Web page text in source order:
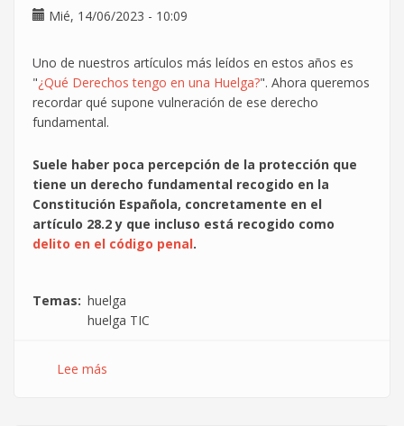
Mié, 14/06/2023 - 10:09
Uno de nuestros artículos más leídos en estos años es
"¿Qué Derechos tengo en una Huelga?". Ahora queremos
recordar qué supone vulneración de ese derecho
fundamental.
Suele haber poca percepción de la protección que
tiene un derecho fundamental recogido en la
Constitución Española, concretamente en el
artículo 28.2 y que incluso está recogido como
delito en el código penal.
Temas
huelga
huelga TIC
Lee más